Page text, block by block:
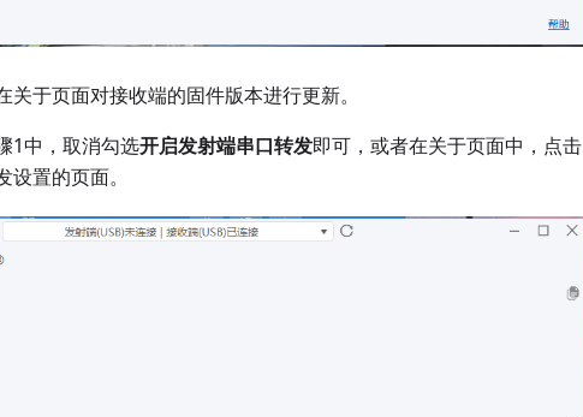
于页面对接收端的固件版本进行更新。
1中，取消勾选开启发射端串口转发即可，或者在关于页面中，点击
设置的页面。